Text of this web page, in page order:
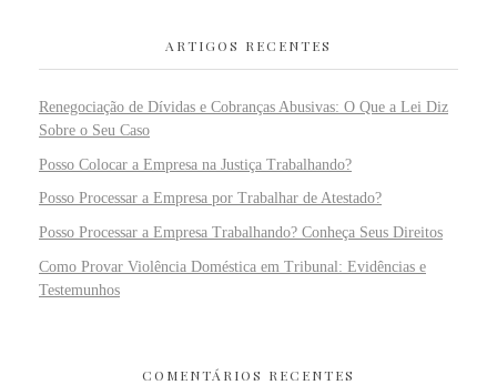
ARTIGOS RECENTES
Renegociação de Dívidas e Cobranças Abusivas: O Que a Lei Diz
Sobre o Seu Caso
Posso Colocar a Empresa na Justiça Trabalhando?
Posso Processar a Empresa por Trabalhar de Atestado?
Posso Processar a Empresa Trabalhando? Conheça Seus Direitos
Como Provar Violência Doméstica em Tribunal: Evidências e
Testemunhos
COMENTÁRIOS RECENTES